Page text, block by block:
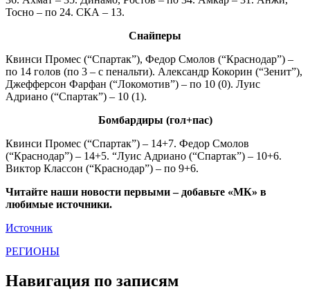
Тосно – по 24. СКА – 13.
Снайперы
Квинси Промес (“Спартак”), Федор Смолов (“Краснодар”) –
по 14 голов (по 3 – с пенальти). Александр Кокорин (“Зенит”),
Джефферсон Фарфан (“Локомотив”) – по 10 (0). Луис
Адриано (“Спартак”) – 10 (1).
Бомбардиры (гол+пас)
Квинси Промес (“Спартак”) – 14+7. Федор Смолов
(“Краснодар”) – 14+5. “Луис Адриано (“Спартак”) – 10+6.
Виктор Классон (“Краснодар”) – по 9+6.
Читайте наши новости первыми – добавьте «МК» в
любимые источники.
Источник
РЕГИОНЫ
Навигация по записям